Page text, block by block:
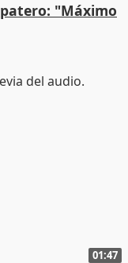
"Máximo
01:47